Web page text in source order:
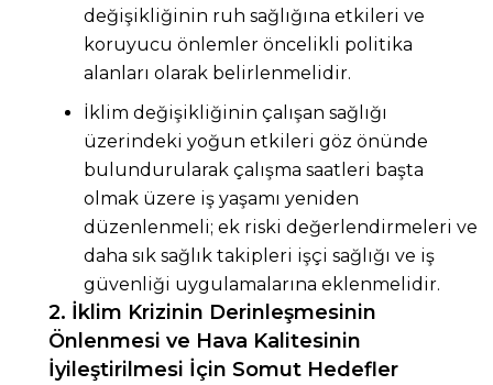
değişikliğinin ruh sağlığına etkileri ve
koruyucu önlemler öncelikli politika
alanları olarak belirlenmelidir.
İklim değişikliğinin çalışan sağlığı
üzerindeki yoğun etkileri göz önünde
bulundurularak çalışma saatleri başta
olmak üzere iş yaşamı yeniden
düzenlenmeli; ek riski değerlendirmeleri ve
daha sık sağlık takipleri işçi sağlığı ve iş
güvenliği uygulamalarına eklenmelidir.
2. İklim Krizinin Derinleşmesinin
Önlenmesi ve Hava Kalitesinin
İyileştirilmesi İçin Somut Hedefler